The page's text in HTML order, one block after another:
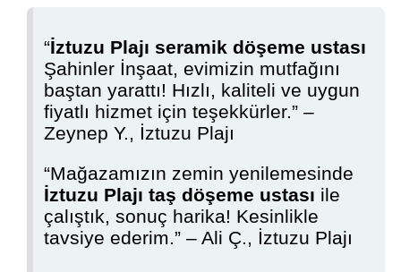
“İztuzu Plajı seramik döşeme ustası
Şahinler İnşaat, evimizin mutfağını
baştan yarattı! Hızlı, kaliteli ve uygun
fiyatlı hizmet için teşekkürler.” –
Zeynep Y., İztuzu Plajı
“Mağazamızın zemin yenilemesinde
İztuzu Plajı taş döşeme ustası ile
çalıştık, sonuç harika! Kesinlikle
tavsiye ederim.” – Ali Ç., İztuzu Plajı